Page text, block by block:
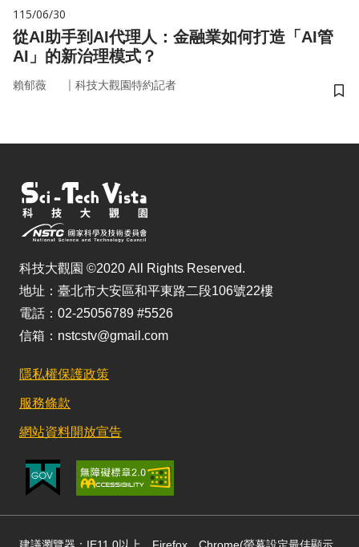
115/06/30
從AI助手到AI代理人：金融業如何打造「AI管
AI」的新治理模式？
賴郁薇 ｜ 科技大觀園特約記者
儲
科技大觀園 ©2020 All Rights Reserved.
地址：臺北市大安區和平東路二段106號22樓
電話：02-25056789 #5526
信箱：nstcstv@gmail.com
隱私權保護政策
服務條款
網站資料開放宣告